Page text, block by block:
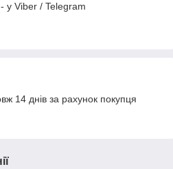
у Viber / Telegram
14 днів за рахунок покупця